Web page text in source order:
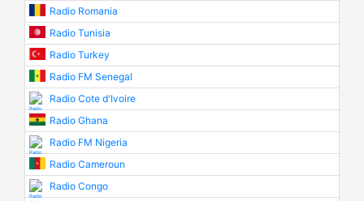
Radio Romania
Radio Tunisia
Radio Turkey
Radio FM Senegal
Radio Cote d'Ivoire
Radio Ghana
Radio FM Nigeria
Radio Cameroun
Radio Congo